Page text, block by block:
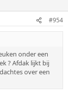
#954
onder een
? Afdak lijkt bij
over een